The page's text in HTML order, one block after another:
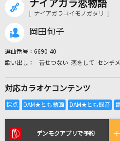
カラオケ
全国り
リアルタイムで歌わ
ナイアガラ恋物語
[ ナイアガラコイモノガタリ ]
岡田旬子
選曲番号： 6690-40
昔せつない 恋をして センチ
対応カラオケコンテンツ
デンモクアプリで予約